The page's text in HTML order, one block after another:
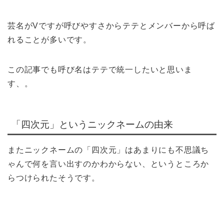
芸名がVですが呼びやすさからテテとメンバーから呼ば
れることが多いです。
この記事でも呼び名はテテで統一したいと思いま
す、。
「四次元」というニックネームの由来
またニックネームの「四次元」はあまりにも不思議ち
ゃんで何を言い出すのかわからない、というところか
らつけられたそうです。